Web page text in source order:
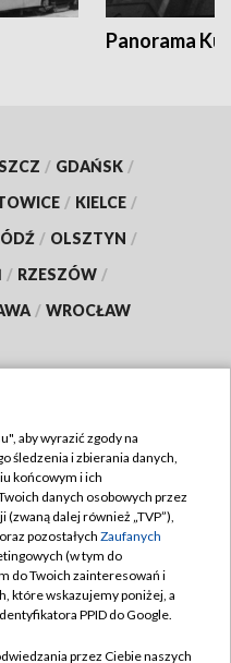
Panorama
/ GDAŃSK /
/ KIELCE /
/ OLSZTYN /
/ RZESZÓW /
/ WROCŁAW
TVP
aby wyrazić zgody na
śledzenia i zbierania danych,
końcowym i ich
danych osobowych przez
(zwaną dalej również „TVP”),
oraz pozostałych Zaufanych
(w tym do
do Twoich zainteresowań i
które wskazujemy poniżej, a
PPID do Google.
przez Ciebie naszych